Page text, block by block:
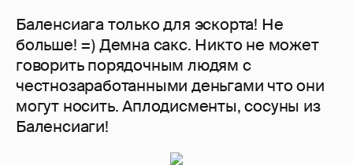
Баленсиага только для эскорта! Не
больше! =) Демна сакс. Никто не может
говорить порядочным людям с
честнозаработанными деньгами что они
могут носить. Аплодисменты, сосуны из
Баленсиаги!